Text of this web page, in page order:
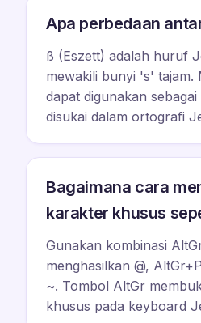
Apa perbedaan
ß (Eszett) adalah huruf
mewakili bunyi 's' tajam.
dapat digunakan
disukai dalam ortografi
Bagaimana cara
karakter khusus
Gunakan kombinasi
menghasilkan @,
~. Tombol AltGr
khusus pada keyboard